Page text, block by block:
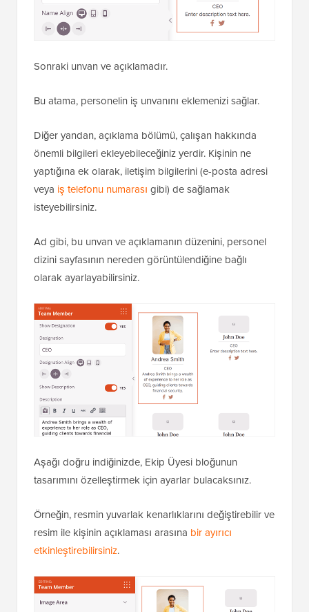
Sonraki unvan ve açıklamadır.
Bu atama, personelin iş unvanını eklemenizi sağlar.
Diğer yandan, açıklama bölümü, çalışan hakkında
önemli bilgileri ekleyebileceğiniz yerdir. Kişinin ne
yaptığına ek olarak, iletişim bilgilerini (e-posta adresi
veya iş telefonu numarası gibi) de sağlamak
isteyebilirsiniz.
Ad gibi, bu unvan ve açıklamanın düzenini, personel
dizini sayfasının nereden görüntülendiğine bağlı
olarak ayarlayabilirsiniz.
Aşağı doğru indiğinizde, Ekip Üyesi bloğunun
tasarımını özelleştirmek için ayarlar bulacaksınız.
Örneğin, resmin yuvarlak kenarlıklarını değiştirebilir ve
resim ile kişinin açıklaması arasına bir ayırıcı
etkinleştirebilirsiniz.